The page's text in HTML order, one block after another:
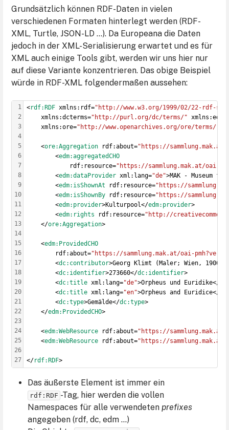
Grundsätzlich können RDF-Daten in vielen
verschiedenen Formaten hinterlegt werden (RDF-
XML, Turtle, JSON-LD …). Da Europeana die Daten
jedoch in der XML-Serialisierung erwartet und es für
XML auch einige Tools gibt, werden wir uns hier nur
auf diese Variante konzentrieren. Das obige Beispiel
würde in RDF-XML folgendermaßen aussehen:
1
2
3
4
5
6
7
8
9
10
11
12
13
14
15
16
17
18
19
20
21
22
23
24
25
26
27
<rdf:RDF xmlns:rdf="http://www.w3.org/1999/02/22-rdf-
    xmlns:dcterms=
"http://purl.org/dc/terms/" xmlns:edm=
    xmlns:ore=
"http://www.openarchives.org/ore/terms/"
    <
ore:Aggregation rdf:about="https://sammlung.mak.at/
        <
edm:aggregatedCHO
            rdf:resource=
"https://sammlung.mak.at/oai-
        <
edm:dataProvider xml:lang="de">MAK - Museum
        <
edm:isShownAt rdf:resource="https://
        <
edm:isShownBy rdf:resource="https://
        <
edm:provider>Kulturpool</edm:provider>
        <
edm:rights rdf:resource="http://
    </
ore:Aggregation>
    <
edm:ProvidedCHO
        rdf:about=
"https://sammlung.mak.at/oai-
        <
dc:contributor>Georg Klimt (Maler; Wien,
        <
dc:identifier>273660</dc:identifier>
        <
dc:title xml:lang="de">Orpheus und Euridike</
        <
dc:title xml:lang="en">Orpheus and Euridice</
        <
dc:type>Gemälde</dc:type>
    </
edm:ProvidedCHO>
    <
edm:WebResource rdf:about="https://sammlung.mak.at/
    <
edm:WebResource rdf:about="https://
</rdf:RDF>
Das äußerste Element ist immer ein
rdf:RDF -Tag, hier werden die vollen
Namespaces für alle verwendeten prefixes
angegeben (rdf, dc, edm …)